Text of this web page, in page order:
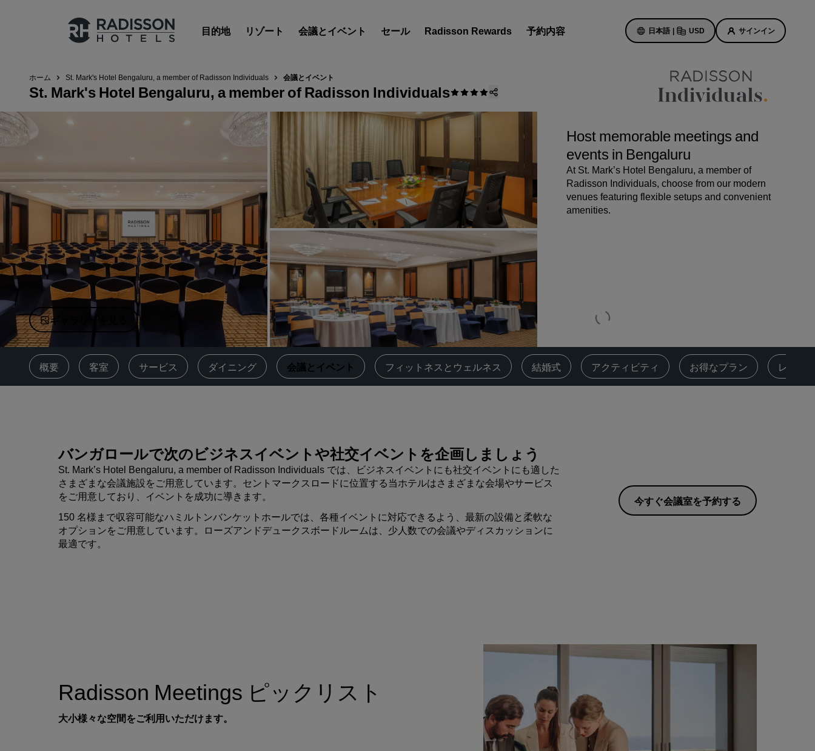
目的地 リゾート 会議とイベント セール Radisson Rewards 予約内容 日本語 | USD サインイン
Radisson Hotels のブランド
Radisson Hotels ブランド
中国の関連ブランド
ホテルを見つけましょう
目的地
リゾート
サービス付きアパートメント
エアポートホテル
新規オープンおよびオープン予定
のホテル
Radisson Meetings
Radisson Meetings をご紹介します
会議スペースを予約します
見積もりを依頼する
イベントの目的地
業界ソリューション
フライトを検索
レストランを探す
デジタルサービス
Radisson Hotels アプリ
ホテルのセール
い
初回限定の予約特典
本日のセール
事前にご予約ください
出張者
市内中心部にあるホテル
ポイントの使用方法
ポイントを獲得する方法
ホーム St. Mark's Hotel Bengaluru, a member of Radisson Individuals ‌会議とイベント
St. Mark's Hotel Bengaluru, a member of Radisson Individuals
ギャラリーを見る
Host memorable meetings and
events in Bengaluru
At St. Mark’s Hotel Bengaluru, a member of
Radisson Individuals, choose from our modern
venues featuring flexible setups and convenient
amenities.
概要 客室 サービス ダイニング ‌会議とイベント ‌フィットネスとウェルネス 結婚式 アクティビティ お得なプラン レビュ
バンガロールで次のビジネスイベントや社交イベントを企画しましょう
St. Mark’s Hotel Bengaluru, a member of Radisson Individuals では、ビジネスイベントにも社交イベントにも適した
さまざまな会議施設をご用意しています。セントマークスロードに位置する当ホテルはさまざまな会場やサービス
をご用意しており、イベントを成功に導きます。
150 名様まで収容可能なハミルトンバンケットホールでは、各種イベントに対応できるよう、最新の設備と柔軟な
オプションをご用意しています。ローズアンドデュークスボードルームは、少人数での会議やディスカッションに
最適です。
今すぐ会議室を予約する
Radisson Meetings ピックリスト
大小様々な空間をご利用いただけます。